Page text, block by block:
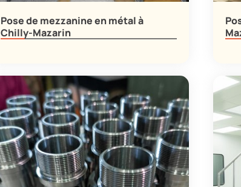
Pose de mezzanine en métal à
Chilly-Mazarin